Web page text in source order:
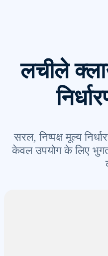
लचीले
सरल, निष्पक्ष मूल्य
केवल उपयोग के लिए